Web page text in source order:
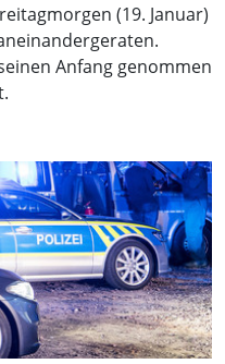
(19. Januar)
Anfang genommen